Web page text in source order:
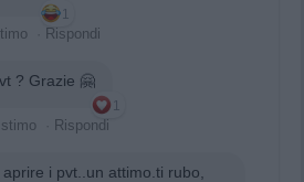
1
Rispondi
? Grazie 🤗
1
stimo Rispondi
i pvt..un attimo.ti rubo,